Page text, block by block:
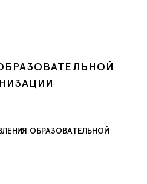
ОБРАЗОВАТЕЛЬНОЙ